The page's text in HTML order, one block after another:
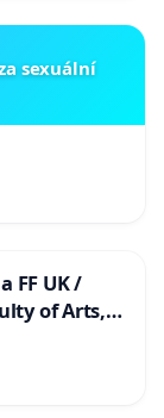
sexuální
FF UK /
of Arts,